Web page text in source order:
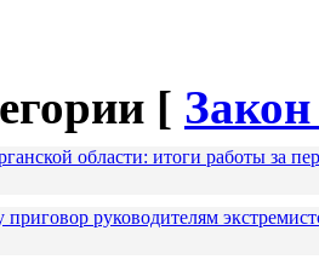
[
области: итоги работы за
приговор руководителям